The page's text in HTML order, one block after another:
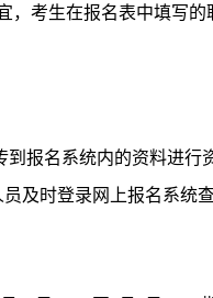
考生在报名表中填写
报名系统内的资料进
及时登录网上报名系